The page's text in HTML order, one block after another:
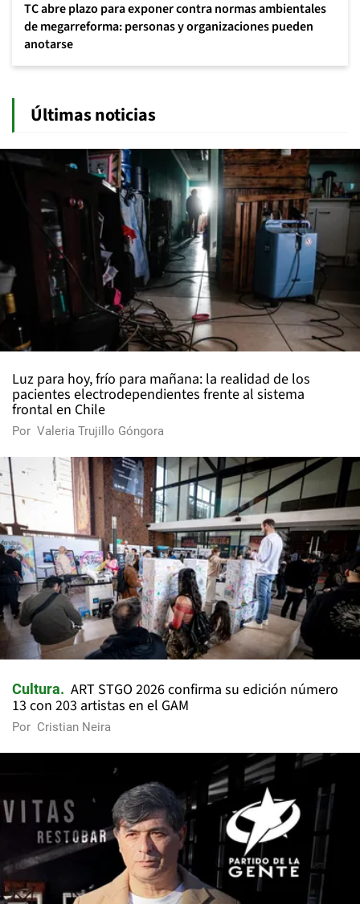
TC abre plazo para exponer contra normas ambientales
de megarreforma: personas y organizaciones pueden
anotarse
Últimas noticias
Luz para hoy, frío para mañana: la realidad de los
pacientes electrodependientes frente al sistema
frontal en Chile
Por Valeria Trujillo Góngora
Cultura
ART STGO 2026 confirma su edición número
13 con 203 artistas en el GAM
Por Cristian Neira